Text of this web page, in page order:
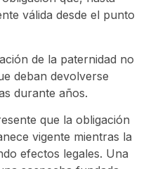
válida desde el punto
de la paternidad no
deban devolverse
durante años.
que la obligación
vigente mientras la
efectos legales. Una